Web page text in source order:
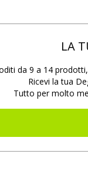
LA
da 9 a 14
Ricevi la tua
Tutto per molto